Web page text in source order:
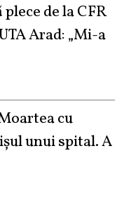
de la CFR
Arad: „Mi-a
cu
unui spital. A